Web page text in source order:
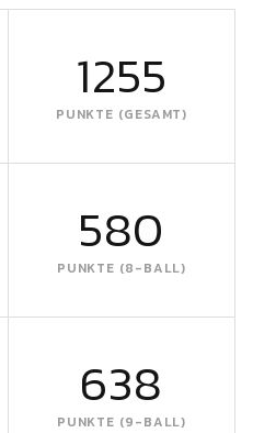
1255
PUNKTE (GESAMT)
580
PUNKTE (8-BALL)
638
PUNKTE (9-BALL)